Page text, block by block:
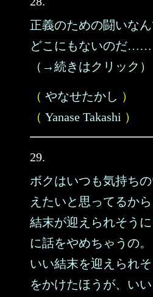
正義のための闘いな
どこにもないのだ……
（→続きはクリック）
（ やなせたかし ）
（ Yanase Takashi ）
29.
ボクはいつも気持ち
えたいと思ってるか
結末が迎えられそう
に話をやめちゃうの。
いい結末を迎えられ
をかけたほうが、いい